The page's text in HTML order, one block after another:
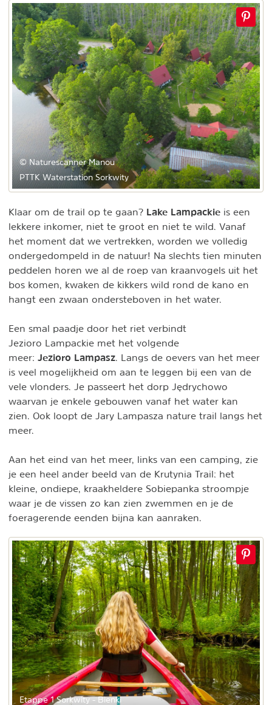
© Naturescanner Manou
PTTK Waterstation Sorkwity
Klaar om de trail op te gaan? Lake Lampackie is een
lekkere inkomer, niet te groot en niet te wild. Vanaf
het moment dat we vertrekken, worden we volledig
ondergedompeld in de natuur! Na slechts tien minuten
peddelen horen we al de roep van kraanvogels uit het
bos komen, kwaken de kikkers wild rond de kano en
hangt een zwaan ondersteboven in het water.
Een smal paadje door het riet verbindt
Jezioro Lampackie met het volgende
meer: Jezioro Lampasz. Langs de oevers van het meer
is veel mogelijkheid om aan te leggen bij een van de
vele vlonders. Je passeert het dorp Jędrychowo
waarvan je enkele gebouwen vanaf het water kan
zien. Ook loopt de Jary Lampasza nature trail langs het
meer.
Aan het eind van het meer, links van een camping, zie
je een heel ander beeld van de Krutynia Trail: het
kleine, ondiepe, kraakheldere Sobiepanka stroompje
waar je de vissen zo kan zien zwemmen en je de
foeragerende eenden bijna kan aanraken.
Etappe 1 Sorkwity - Bieńki